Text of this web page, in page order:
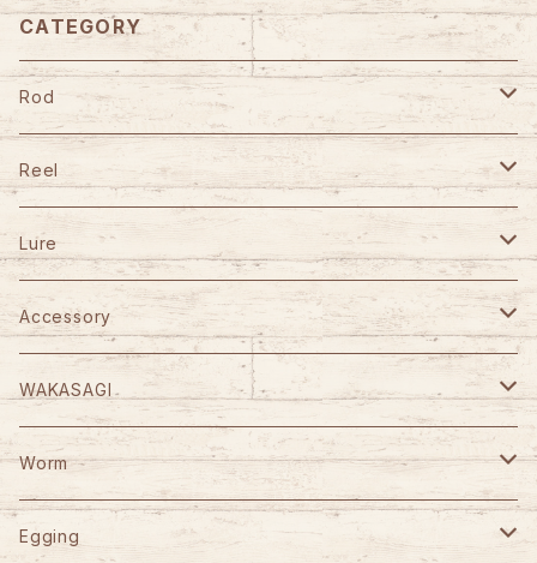
CATEGORY
Rod
TULALA
Fishman
Abu Garcia
D-3 Custom Lure's
Jet Slow
VARIVAS
Reel
DAIWA
SHIMANO
Abu Garcia
SLP WORKS
STUDIO OCEAN MARK
Lure
GANCRAFT
D-3 Custom Lure's
WooDream
Arbor
ITO CRAFT
Accessory
STUDIO OCEAN MARK
HOOK REMOVER 130S
HOOK REMOVER 165S
CAPS
KAID
WAKASAGI
がまかつ
YGK
Worm
Berkley
Egging